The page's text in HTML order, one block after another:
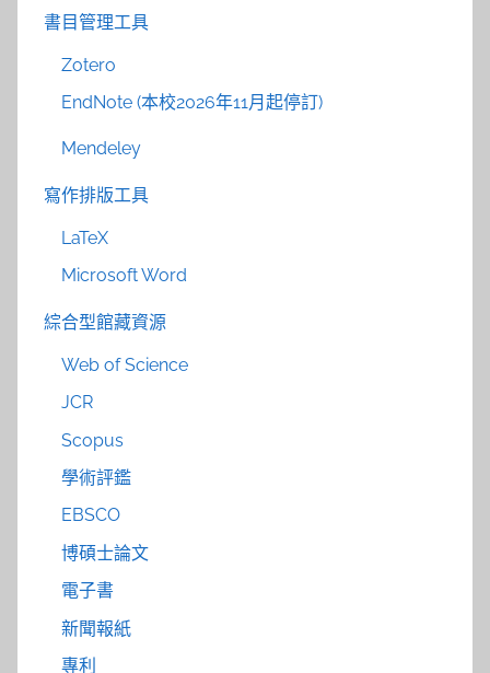
書目管理工具
Zotero
EndNote (本校2026年11月起停訂)
Mendeley
寫作排版工具
LaTeX
Microsoft Word
綜合型館藏資源
Web of Science
JCR
Scopus
學術評鑑
EBSCO
博碩士論文
電子書
新聞報紙
專利